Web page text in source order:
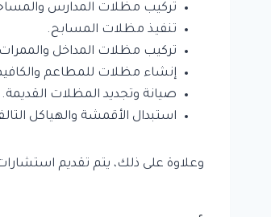
تركيب مظلات المدارس
تنفيذ مظلات المسابح.
تركيب مظلات المداخل
إنشاء مظلات للمطاعم
صيانة وتجديد المظلات القديمة.
استبدال الأقمشة والهياكل
وعلاوة على ذلك، يتم تقديم